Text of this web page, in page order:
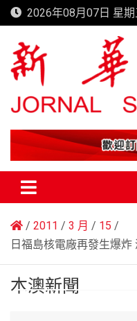
Skip
to
content
2026年08月07日 星期
新華澳報
2011 3 月
15
日福島核電廠再發生爆
本澳新聞